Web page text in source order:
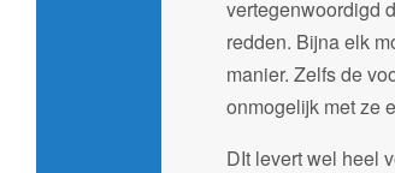
vertegenwoordigd
redden. Bijna elk
manier. Zelfs de
onmogelijk met ze
DIt levert wel heel